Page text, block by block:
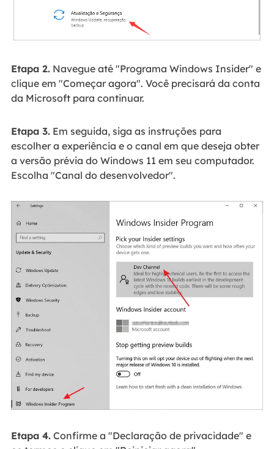
Etapa 2.Navegue até "Programa Windows Insider" e
clique em "Começar agora". Você precisará da conta
da Microsoft para continuar.
Etapa 3.Em seguida, siga as instruções para
escolher a experiência e o canal em que deseja obter
a versão prévia do Windows 11 em seu computador.
Escolha "Canal do desenvolvedor".
Etapa 4.Confirme a "Declaração de privacidade" e